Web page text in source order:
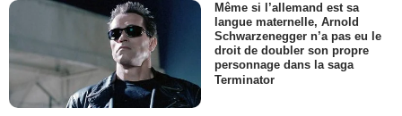
Même si l’allemand est sa
langue maternelle, Arnold
Schwarzenegger n’a pas eu le
droit de doubler son propre
personnage dans la saga
Terminator